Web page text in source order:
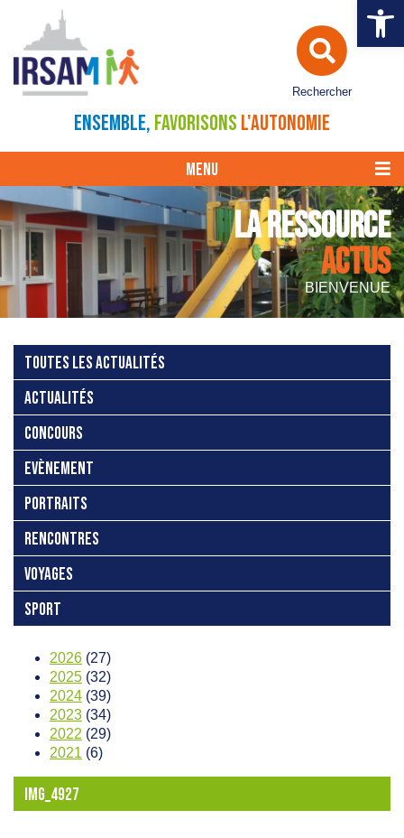
Ouvrir
Rechercher
ENSEMBLE, FAVORISONS L'AUTONOMIE
MENU
LA RESSOURCE
ACTUS
BIENVENUE
TOUTES LES ACTUALITÉS
ACTUALITÉS
CONCOURS
EVÈNEMENT
PORTRAITS
RENCONTRES
VOYAGES
SPORT
2026 (27)
2025 (32)
2024 (39)
2023 (34)
2022 (29)
2021 (6)
IMG_4927